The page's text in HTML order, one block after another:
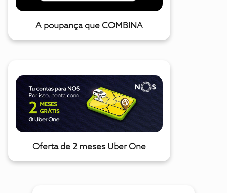
A poupança que COMBINA
Oferta de 2 meses Uber One